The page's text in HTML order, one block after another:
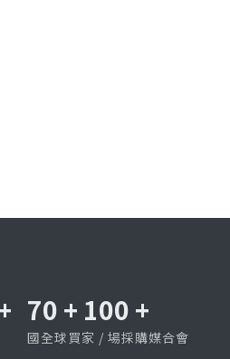
70 + 100 +
國全球買家 / 場採購媒合會